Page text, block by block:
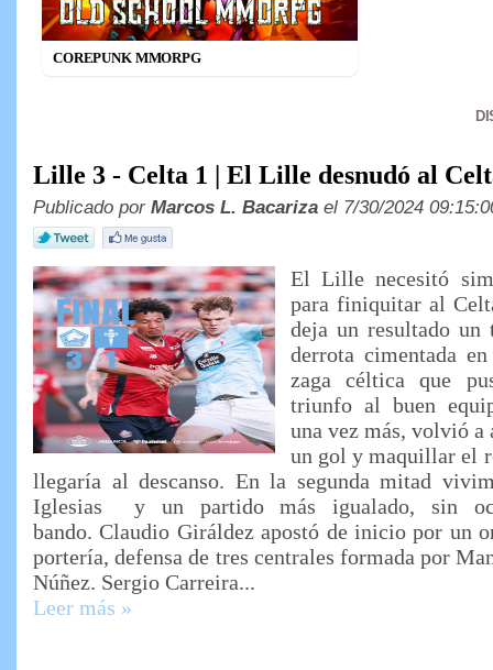
COREPUNK MMORPG
Lille 3 - Celta 1 | El Lille desnudó al
Publicado por Marcos L. Bacariza el 7/30/2024
El Lille necesitó
para finiquitar al
deja un resultado un
derrota cimentada
zaga céltica que
triunfo al buen
una vez más, volvió a
un gol y maquillar el
llegaría al descanso. En la segunda mitad
Iglesias y un partido más igualado, sin
bando. Claudio Giráldez apostó de inicio por un
portería, defensa de tres centrales formada por
Núñez. Sergio Carreira...
Leer más »